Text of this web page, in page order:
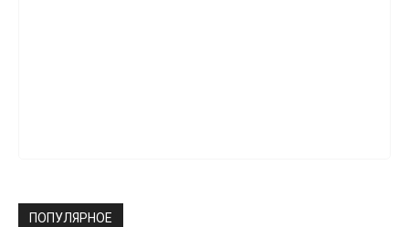
ПОПУЛЯРНОЕ